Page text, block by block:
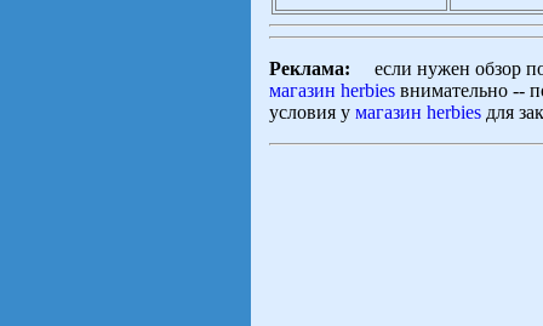
Реклама: если нужен обзор по
магазин herbies внимательно --
условия у магазин herbies для